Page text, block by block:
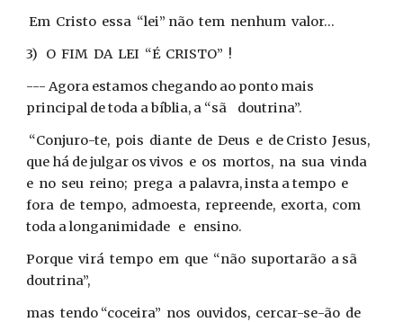
Em Cristo essa “lei” não tem nenhum valor...
3) O FIM DA LEI “É CRISTO” !
--- Agora estamos chegando ao ponto mais
principal de toda a bíblia, a “sã doutrina”.
“Conjuro-te, pois diante de Deus e de Cristo Jesus,
que há de julgar os vivos e os mortos, na sua vinda
e no seu reino; prega a palavra, insta a tempo e
fora de tempo, admoesta, repreende, exorta, com
toda a longanimidade e ensino.
Porque virá tempo em que “não suportarão a sã
doutrina”,
mas tendo “coceira” nos ouvidos, cercar-se-ão de